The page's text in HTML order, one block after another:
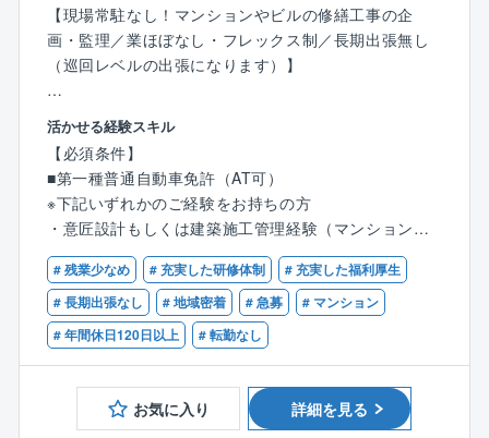
けられる会社にしたいという宣言です。そのために当
社では、給与、各種制度は道内大手水準を意識し、首
都圏との比較においてもその開きを縮めるよう努めて
【現場常駐なし！マンションやビルの修繕工事の企
画・監理／業ほぼなし・フレックス制／長期出張無し
（巡回レベルの出張になります）】
■職務内容：
賃貸マンションのリフォーム・分譲マンション・ビル
の修繕工事における企画設計・コンサルティング業務
を行っていただきます。
現場常駐はなく発注者側として、修繕工事の企画設
計・コンサルティング・工事監理がメインになりま
す。
【具体的には】
◇原状回復管理
1. 原状回復工事及び工事監理
2. 模様替え・リフォーム工事全般
3. 上記工事におけるデザインコンサルティング
活かせる経験スキル
【必須条件】
■第一種普通自動車免許（AT可）
※下記いずれかのご経験をお持ちの方
・意匠設計もしくは建築施工管理経験（マンション・
ビル経験がある方）
・大規模修繕工事の施工監理・設計監理経験
【歓迎条件】
・建築施工管理技士もしくは建築士資格
# 残業少なめ # 充実した研修体制
# 充実した福利厚生
# 長期出張なし
# 地域密着 # 急募
# マンション
# 年間休日120日以上
# 転勤なし
お気に入り 詳細を見る